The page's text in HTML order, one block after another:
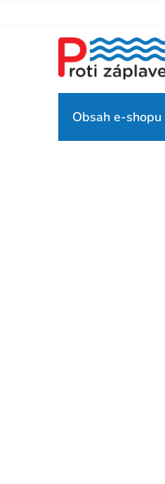
Obsah e-shopu